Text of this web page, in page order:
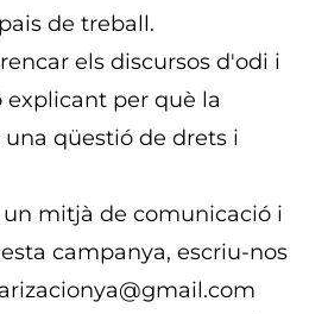
de treball.
els discursos d'odi i
per què la
qüestió de drets i
un mitjà de comunicació i
campanya, escriu-nos